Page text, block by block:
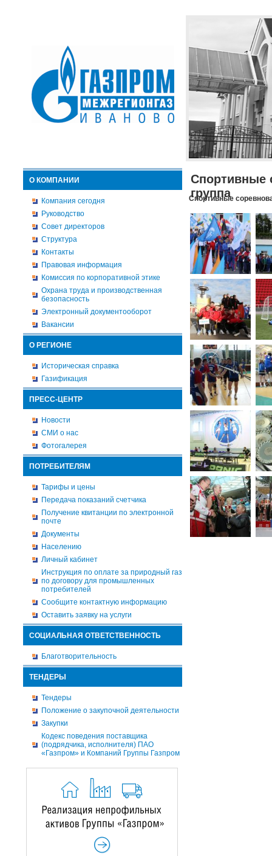
О КОМПАНИИ
Компания сегодня
Руководство
Совет директоров
Структура
Контакты
Правовая информация
Комиссия по корпоративной этике
Охрана труда и производственная
безопасность
Электронный документооборот
Вакансии
О РЕГИОНЕ
Историческая справка
Газификация
ПРЕСС-ЦЕНТР
Новости
СМИ о нас
Фотогалерея
ПОТРЕБИТЕЛЯМ
Тарифы и цены
Передача показаний счетчика
Получение квитанции по электронной
почте
Документы
Населению
Личный кабинет
Инструкция по оплате за природный газ
по договору для промышленных
потребителей
Сообщите контактную информацию
Оставить заявку на услуги
СОЦИАЛЬНАЯ ОТВЕТСТВЕННОСТЬ
Благотворительность
ТЕНДЕРЫ
Тендеры
Положение о закупочной деятельности
Закупки
Кодекс поведения поставщика
(подрядчика, исполнителя) ПАО
«Газпром» и Компаний Группы Газпром
Спортивные
группа
Спортивные